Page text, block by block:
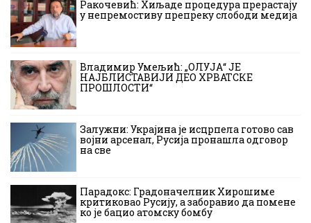
Ракочевић: Хиљаде процедура прерастају
у непремостиву препреку слободи медија
Владимир Умељић: „ОЛУЈА“ ЈЕ
НАЈБЛИСТАВИЈИ ДЕО ХРВАТСКЕ
ПРОШЛОСТИ“
Залужни: Украјина је исцрпела готово сав
војни арсенал, Русија пронашла одговор
на све
Парадокс: Градоначелник Хирошиме
критиковао Русију, а заборавио да помене
ко је бацио атомску бомбу